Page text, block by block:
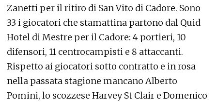
Zanetti per il ritiro di San Vito di Cadore. Sono
33 i giocatori che stamattina partono dal Quid
Hotel di Mestre per il Cadore: 4 portieri, 10
difensori, 11 centrocampisti e 8 attaccanti.
Rispetto ai giocatori sotto contratto e in rosa
nella passata stagione mancano Alberto
Pomini, lo scozzese Harvey St Clair e Domenico